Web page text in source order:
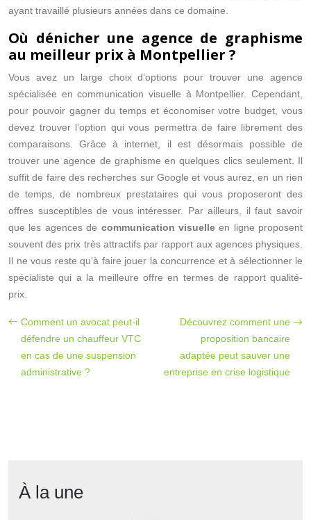
ayant travaillé plusieurs années dans ce domaine.
Où dénicher une agence de graphisme
au meilleur prix à Montpellier ?
Vous avez un large choix d’options pour trouver une agence
spécialisée en communication visuelle à Montpellier. Cependant,
pour pouvoir gagner du temps et économiser votre budget, vous
devez trouver l’option qui vous permettra de faire librement des
comparaisons. Grâce à internet, il est désormais possible de
trouver une agence de graphisme en quelques clics seulement. Il
suffit de faire des recherches sur Google et vous aurez, en un rien
de temps, de nombreux prestataires qui vous proposeront des
offres susceptibles de vous intéresser. Par ailleurs, il faut savoir
que les agences de communication visuelleen ligne proposent
souvent des prix très attractifs par rapport aux agences physiques.
Il ne vous reste qu’à faire jouer la concurrence et à sélectionner le
spécialiste qui a la meilleure offre en termes de rapport qualité-
prix.
Comment un avocat peut-il
défendre un chauffeur VTC
en cas de une suspension
administrative ?
Découvrez comment une
proposition bancaire
adaptée peut sauver une
entreprise en crise logistique
À la une